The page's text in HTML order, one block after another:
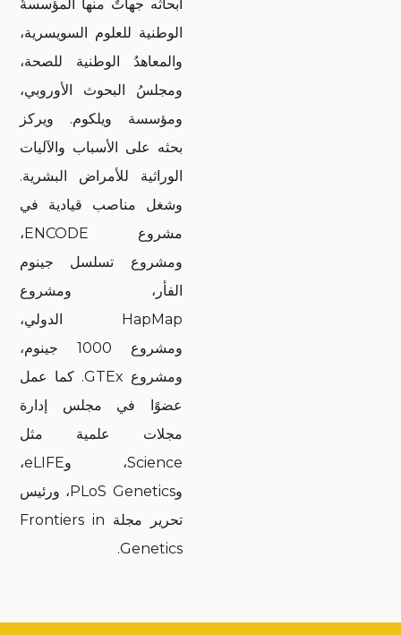
أبحاثَه جهاتٌ منها المؤسسةُ
الوطنية للعلوم السويسرية،
والمعاهدُ الوطنية للصحة،
ومجلسُ البحوث الأوروبي،
ومؤسسة ويلكوم. ويركز
بحثه على الأسباب والآليات
الوراثية للأمراض البشرية.
وشغل مناصب قيادية في
مشروع ENCODE،
ومشروع تسلسل جينوم
الفأر، ومشروع
HapMap الدولي،
ومشروع 1000 جينوم،
ومشروع GTEx. كما عمل
عضوًا في مجلس إدارة
مجلات علمية مثل
Science، وeLIFE،
وPLoS Genetics، ورئيس
تحرير مجلة Frontiers in
Genetics.